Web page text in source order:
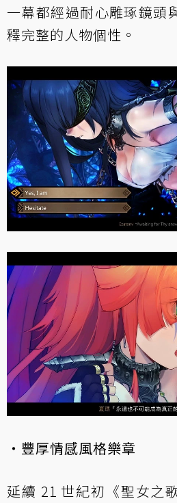
一幕都經過耐心雕琢鏡頭
釋完整的人物個性。
・豐厚情感風格樂章
延續 21 世紀初《聖女之